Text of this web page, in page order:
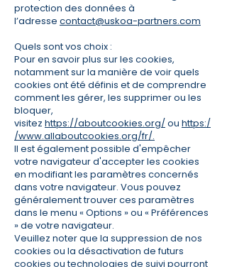
protection des données à
l’adresse contact@uskoa-partners.com
Quels sont vos choix :
Pour en savoir plus sur les cookies,
notamment sur la manière de voir quels
cookies ont été définis et de comprendre
comment les gérer, les supprimer ou les
bloquer,
visitez https://aboutcookies.org/ou https:/
/www.allaboutcookies.org/fr/.
Il est également possible d'empêcher
votre navigateur d'accepter les cookies
en modifiant les paramètres concernés
dans votre navigateur. Vous pouvez
généralement trouver ces paramètres
dans le menu « Options » ou « Préférences
» de votre navigateur.
Veuillez noter que la suppression de nos
cookies ou la désactivation de futurs
cookies ou technologies de suivi pourront